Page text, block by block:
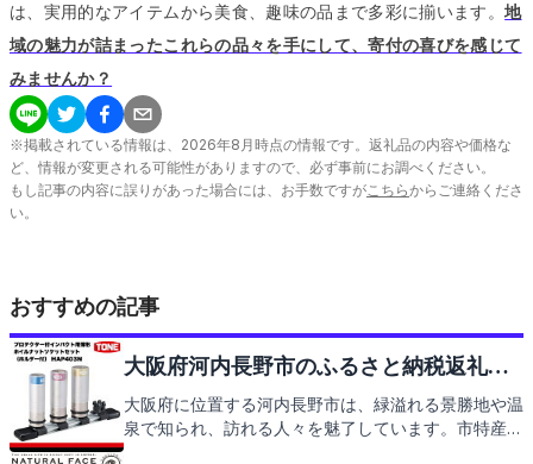
は、実用的なアイテムから美食、趣味の品まで多彩に揃います。地
域の魅力が詰まったこれらの品々を手にして、寄付の喜びを感じて
みませんか？
※掲載されている情報は、 2026年8 月時点の情報です。返礼品の内容や価格な
ど、情報が変更される可能性がありますので、必ず事前にお調べください。
もし記事の内容に誤りがあった場合には、お手数ですがこちらからご連絡くださ
い。
おすすめの記事
大阪府河内長野市のふるさと納税返礼品9
選
大阪府に位置する河内長野市は、緑溢れる景勝地や温
泉で知られ、訪れる人々を魅了しています。市特産の